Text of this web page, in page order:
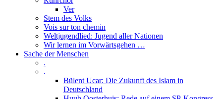
Ver
Stem des Volks
Vois sur ton chemin
Weltjugendlied: Jugend aller Nationen
Wir lernen im Vorwärtsgehen …
Sache der Menschen
.
.
Bülent Ucar: Die Zukunft des Islam in
Deutschland